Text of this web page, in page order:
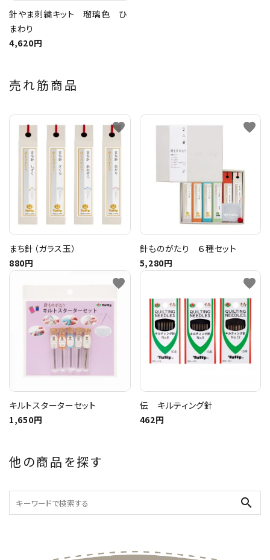
針やま刺繍キット 瑠璃色 ひ
まわり
4,620円
売れ筋商品
まち針（ガラス玉）
880円
favorite
針ものがたり ６種セット
5,280円
favorite
キルトスターターセット
1,650円
favorite
伝 キルティング針
462円
favorite
他の商品を探す
search